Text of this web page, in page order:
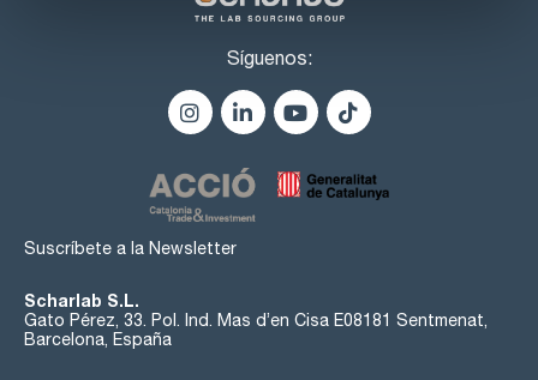
Síguenos:
Suscríbete a la Newsletter
Scharlab S.L.
Gato Pérez, 33. Pol. Ind. Mas d’en Cisa E08181 Sentmenat,
Barcelona, España